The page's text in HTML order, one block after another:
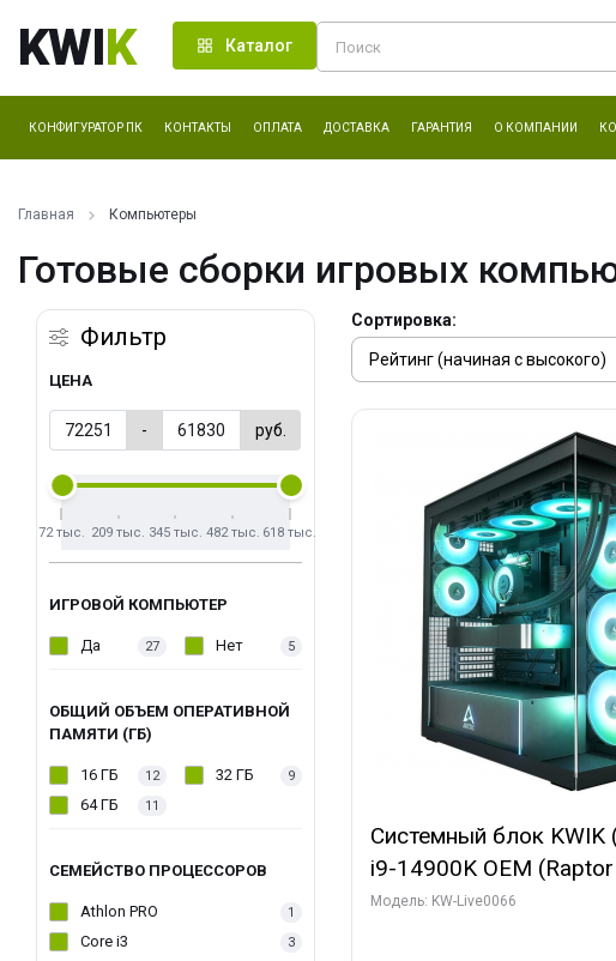
KWIK Каталог
КОНФИГУРАТОР ПК КОНТАКТЫ ОПЛАТА ДОСТАВКА ГАРАНТИЯ О КОМПАНИИ
Главная Компьютеры
Готовые сборки игровых
Фильтр
ЦЕНА
- руб.
72 тыс. 209 тыс. 345 тыс. 482 тыс. 618 тыс.
ИГРОВОЙ КОМПЬЮТЕР
Да 27 Нет 5
ОБЩИЙ ОБЪЕМ ОПЕРАТИВНОЙ
ПАМЯТИ (ГБ)
16 ГБ 12 32 ГБ 9
64 ГБ 11
СЕМЕЙСТВО ПРОЦЕССОРОВ
Athlon PRO 1
Core i3 3
Сортировка:
Системный блок KWIK
i9-14900K OEM
7, C24 16EC/8PC/ 64
Модель: KW-Live0066